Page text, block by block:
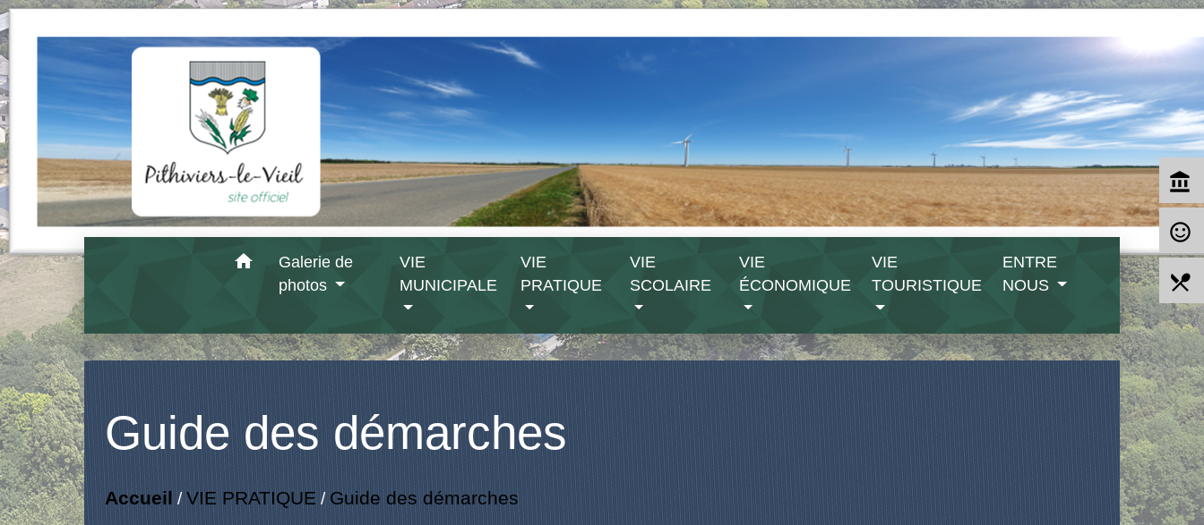
home
Galerie de
photos
VIE
MUNICIPALE
VIE
PRATIQUE
VIE
SCOLAIRE
VIE
ÉCONOMIQUE
VIE
TOURISTIQUE
ENTRE
NOUS
Guide des démarches
Accueil /VIE PRATIQUE/ Guide des démarches
account_balance
sentiment_satisfied_alt
local_dining